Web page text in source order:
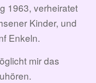
1963, verheiratet
Kinder, und
Enkeln.
mir das